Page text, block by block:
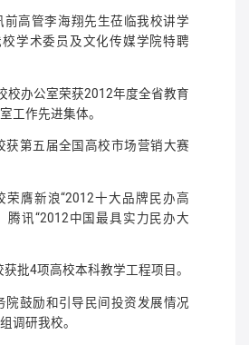
前高管李海翔先生莅临我校讲学
学术委员及文化传媒学院特聘
校办公室荣获2012年度全省教育
工作先进集体。
获第五届全国高校市场营销大赛
荣膺新浪“2012十大品牌民办高
腾讯“2012中国最具实力民办大
批4项高校本科教学工程项目。
院鼓励和引导民间投资发展情况
调研我校。